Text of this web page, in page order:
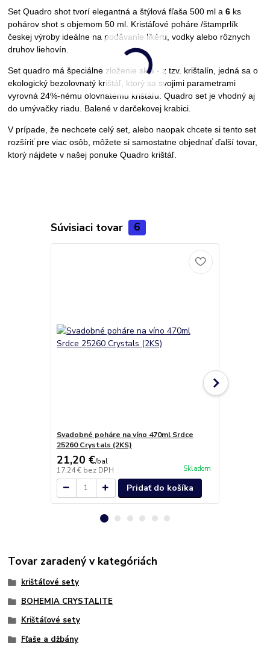
Set Quadro shot tvorí elegantná a štýlováfľaša 500 ml a 6 ks
pohárov shot s objemom 50 ml. Kristáľové poháre /štamprlík
českej výroby ideálne na podávanie likéru, vodky alebo rôznych
druhov liehovín.
Set quadro má špeciálne zloženie skla - z tzv. krištalín, jedná sa o
ekologický bezolovnatý krištáľ, ktorý sa svojimi parametrami
vyrovná 24%-nému olovnatému krištáľu.Quadro set je vhodný aj
do umývačky riadu. Balené v darčekovej krabici.
V prípade, že nechcete celý set, alebo naopak chcete si tento set
rozšíriť pre viac osôb, môžete si samostatne objednať ďalší tovar,
ktorý nájdete v našej ponuke Quadro krištáľ.
Súvisiaci tovar 6
Svadobné poháre na víno 470ml Srdce
25260 Crystals (2KS)
21,20 €/bal
17,24 € bez DPH Skladom
Pridať do košíka
Tovar zaradený v kategóriách
krištáľové sety
BOHEMIA CRYSTALITE
Krištáľové sety
Fľaše a džbány